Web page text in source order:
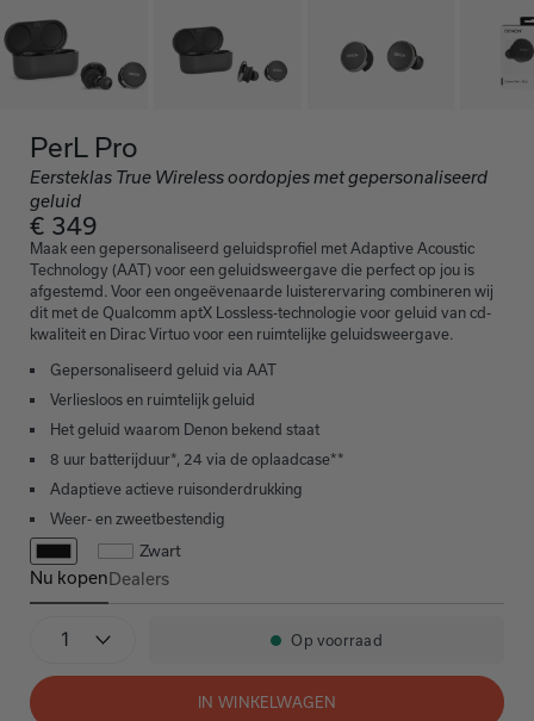
PerL Pro
Eersteklas True Wireless oordopjes met gepersonaliseerd
geluid
€ 349
Maak een gepersonaliseerd geluidsprofiel met Adaptive Acoustic
Technology (AAT) voor een geluidsweergave die perfect op jou is
afgestemd. Voor een ongeëvenaarde luisterervaring combineren wij
dit met de Qualcomm aptX Lossless-technologie voor geluid van cd-
kwaliteit en Dirac Virtuo voor een ruimtelijke geluidsweergave.
Gepersonaliseerd geluid via AAT
Verliesloos en ruimtelijk geluid
Het geluid waarom Denon bekend staat
8 uur batterijduur*, 24 via de oplaadcase**
Adaptieve actieve ruisonderdrukking
Weer- en zweetbestendig
Zwart
Nu kopen
PerL Pro
Dealers
Beschikbaarheid:
Op voorraad
IN WINKELWAGEN